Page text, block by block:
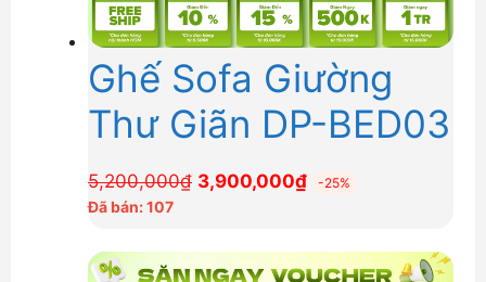
Ghế Sofa Giường
Thư Giãn DP-BED03
5,200,000₫ Giá
3,900,000₫Giá
-25%
Đã bán: 107